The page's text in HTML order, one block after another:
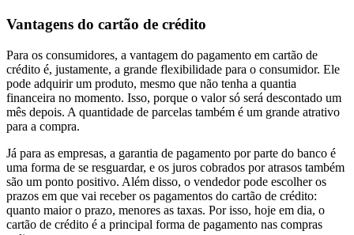
Vantagens do cartão de crédito
Para os consumidores, a vantagem do pagamento em cartão de
crédito é, justamente, a grande flexibilidade para o consumidor. Ele
pode adquirir um produto, mesmo que não tenha a quantia
financeira no momento. Isso, porque o valor só será descontado um
mês depois. A quantidade de parcelas também é um grande atrativo
para a compra.
Já para as empresas, a garantia de pagamento por parte do banco é
uma forma de se resguardar, e os juros cobrados por atrasos também
são um ponto positivo. Além disso, o vendedor pode escolher os
prazos em que vai receber os pagamentos do cartão de crédito:
quanto maior o prazo, menores as taxas. Por isso, hoje em dia, o
cartão de crédito é a principal forma de pagamento nas compras